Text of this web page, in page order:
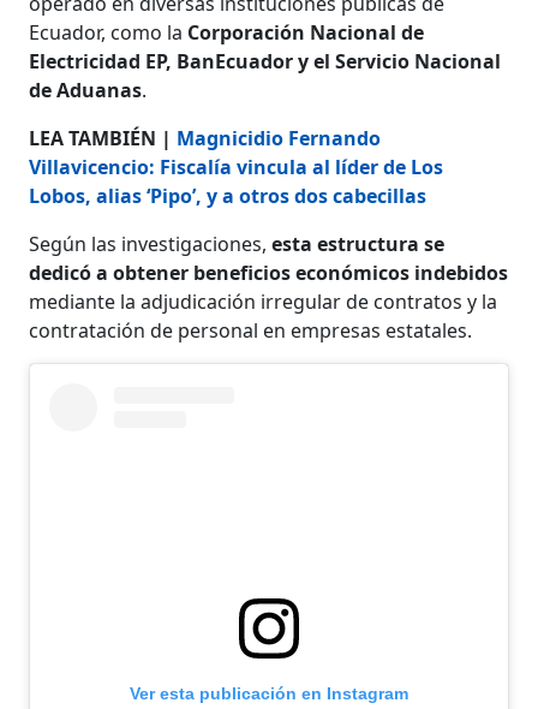
Ecuador, como la Corporación Nacional de
Electricidad EP, BanEcuador y el Servicio Nacional
de Aduanas.
LEA TAMBIÉN | Magnicidio Fernando
Villavicencio: Fiscalía vincula al líder de Los
Lobos, alias ‘Pipo’, y a otros dos cabecillas
Según las investigaciones, esta estructura se
dedicó a obtener beneficios económicos indebidos
mediante la adjudicación irregular de contratos y la
contratación de personal en empresas estatales.
Ver esta publicación en Instagram